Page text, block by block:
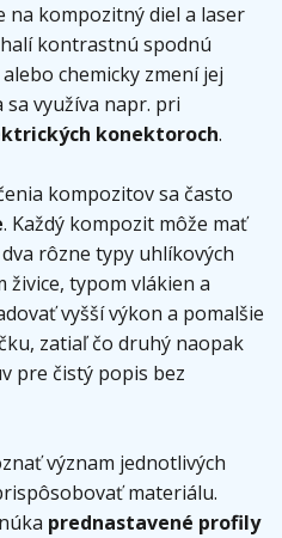
na kompozitný diel a laser
kontrastnú spodnú
alebo chemicky zmení jej
využíva napr. pri
konektoroch.
kompozitov sa často
. Každý kompozit môže mať
rôzne typy uhlíkových
živice, typom vlákien a
vyšší výkon a pomalšie
zatiaľ čo druhý naopak
pre čistý popis bez
význam jednotlivých
materiálu.
prednastavené profily